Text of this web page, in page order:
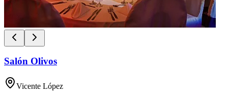
Salón Olivos
Vicente López